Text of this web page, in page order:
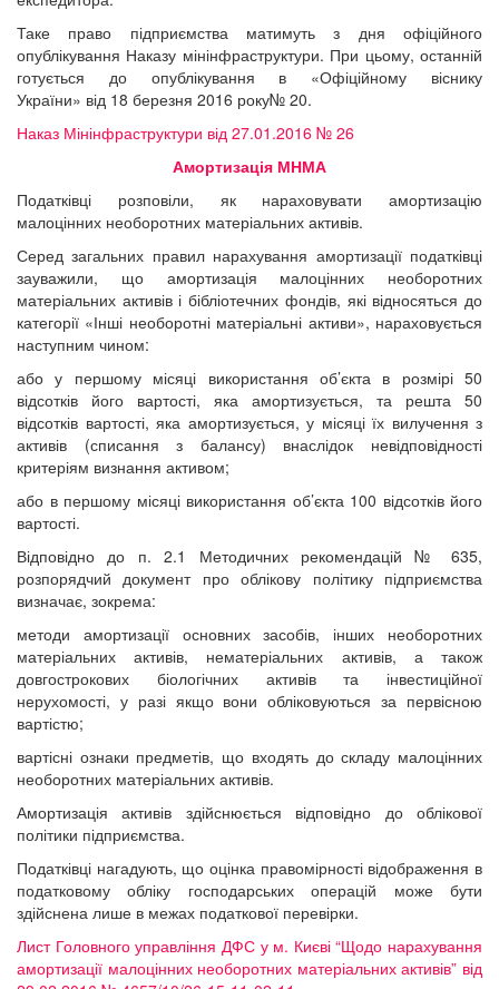
Таке право підприємства матимуть з дня офіційного
опублікування Наказу мінінфраструктури. При цьому, останній
готується до опублікування в «Офіційному віснику
України» від 18 березня 2016 року№ 20.
Наказ Мінінфраструктури від 27.01.2016 № 26
Амортизація МНМА
Податківці розповіли, як нараховувати амортизацію
малоцінних необоротних матеріальних активів.
Серед загальних правил нарахування амортизації податківці
зауважили, що амортизація малоцінних необоротних
матеріальних активів і бібліотечних фондів, які відносяться до
категорії «Інші необоротні матеріальні активи», нараховується
наступним чином:
або у першому місяці використання об’єкта в розмірі 50
відсотків його вартості, яка амортизується, та решта 50
відсотків вартості, яка амортизується, у місяці їх вилучення з
активів (списання з балансу) внаслідок невідповідності
критеріям визнання активом;
або в першому місяці використання об’єкта 100 відсотків його
вартості.
Відповідно до п. 2.1 Методичних рекомендацій № 635,
розпорядчий документ про облікову політику підприємства
визначає, зокрема:
методи амортизації основних засобів, інших необоротних
матеріальних активів, нематеріальних активів, а також
довгострокових біологічних активів та інвестиційної
нерухомості, у разі якщо вони обліковуються за первісною
вартістю;
вартісні ознаки предметів, що входять до складу малоцінних
необоротних матеріальних активів.
Амортизація активів здійснюється відповідно до облікової
політики підприємства.
Податківці нагадують, що оцінка правомірності відображення в
податковому обліку господарських операцій може бути
здійснена лише в межах податкової перевірки.
Лист Головного управління ДФС у м. Києві “Щодо нарахування
амортизації малоцінних необоротних матеріальних активів” від